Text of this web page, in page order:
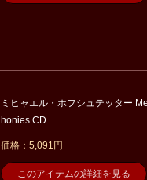
ミヒャエル・ホフシュテッター
honies CD
価格：5,091円
このアイテムの詳細を見る